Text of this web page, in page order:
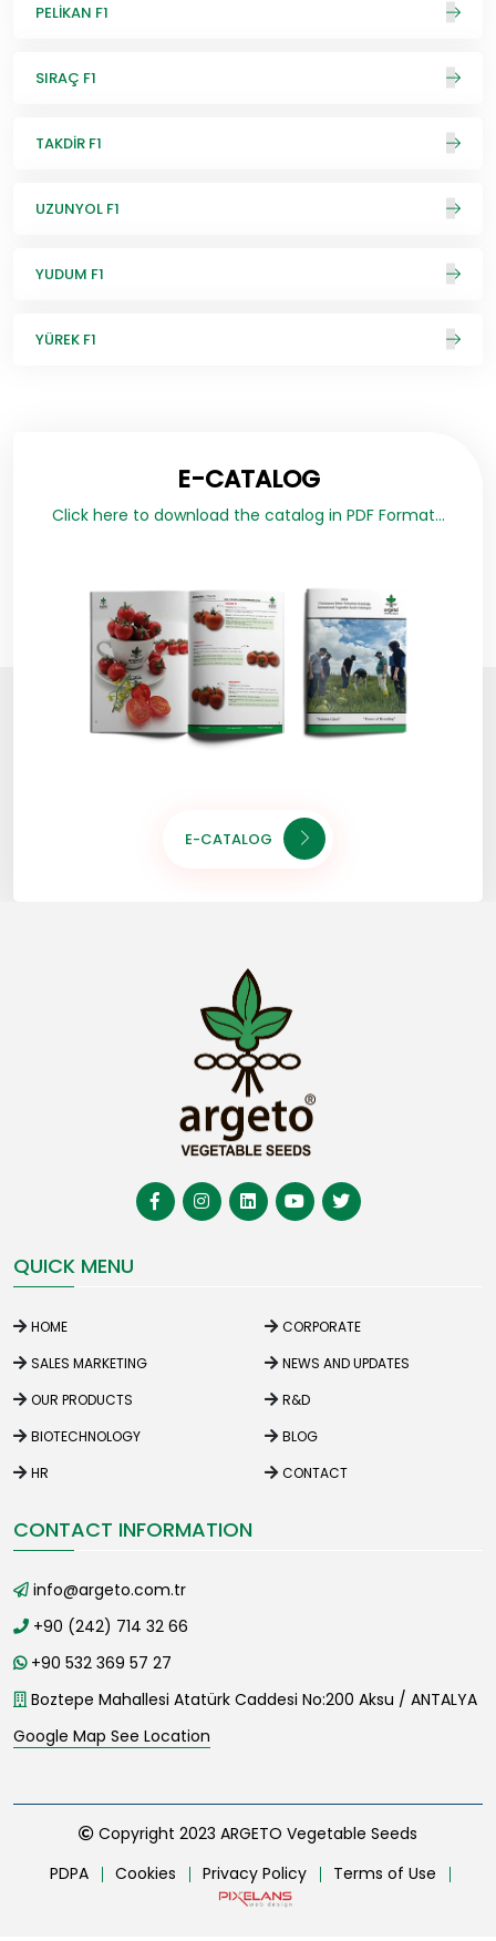
PELİKAN F1
SIRAÇ F1
TAKDİR F1
UZUNYOL F1
YUDUM F1
YÜREK F1
E-CATALOG
Click here to download the catalog in PDF Format...
E-CATALOG
QUICK MENU
HOME
CORPORATE
SALES MARKETING
NEWS AND UPDATES
OUR PRODUCTS
R&D
BIOTECHNOLOGY
BLOG
HR
CONTACT
CONTACT INFORMATION
info@argeto.com.tr
+90 (242) 714 32 66
+90 532 369 57 27
Boztepe Mahallesi Atatürk Caddesi No:200 Aksu / ANTALYA
Google Map See Location
Copyright 2023 ARGETO Vegetable Seeds
PDPA
Cookies Privacy Policy Terms of Use